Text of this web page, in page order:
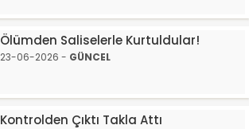
Ölümden Saliselerle Kurtuldular!
23-06-2026 - GÜNCEL
Kontrolden Çıktı Takla Attı